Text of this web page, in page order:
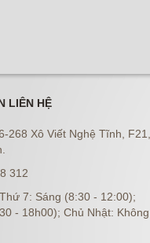
LIÊN HỆ
268 Xô Viết Nghệ Tĩnh, F21,
312
7: Sáng (8:30 - 12:00);
- 18h00); Chủ Nhật: Không